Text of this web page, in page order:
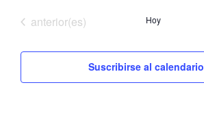
fecha.
Eventos
anterior(es) Hoy
Suscribirse al calendario